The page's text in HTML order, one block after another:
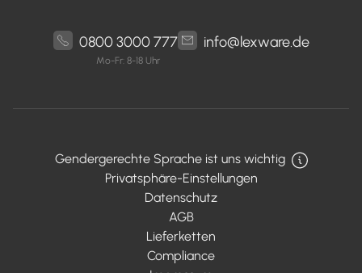
0800 3000 777
Mo-Fr: 8-18 Uhr
info@lexware.de
Privatsphäre-Einstellungen
Datenschutz
AGB
Lieferketten
Compliance
Gendergerechte Sprache ist uns wichtig